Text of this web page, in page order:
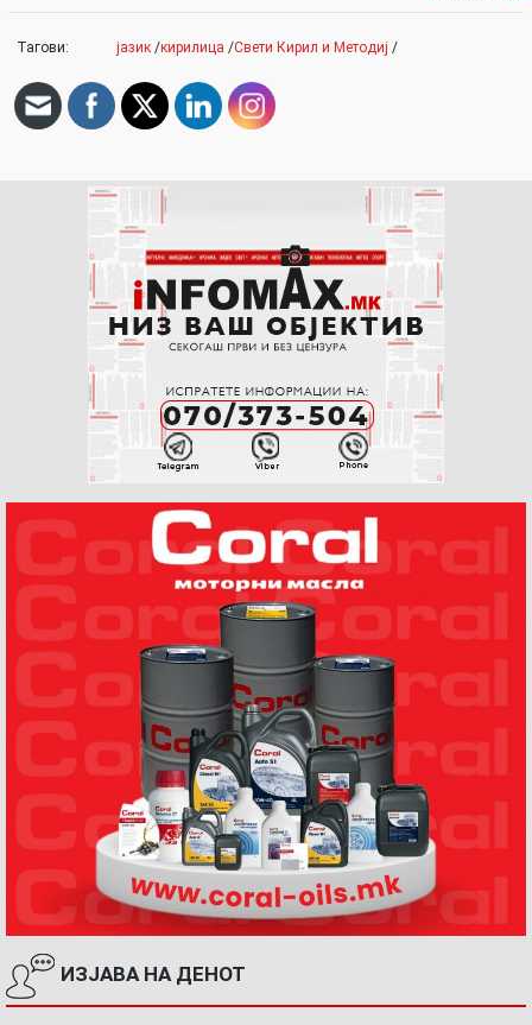
Тагови: јазик /кирилица /Свети Кирил и Методиј /
ИЗЈАВА НА ДЕНОТ